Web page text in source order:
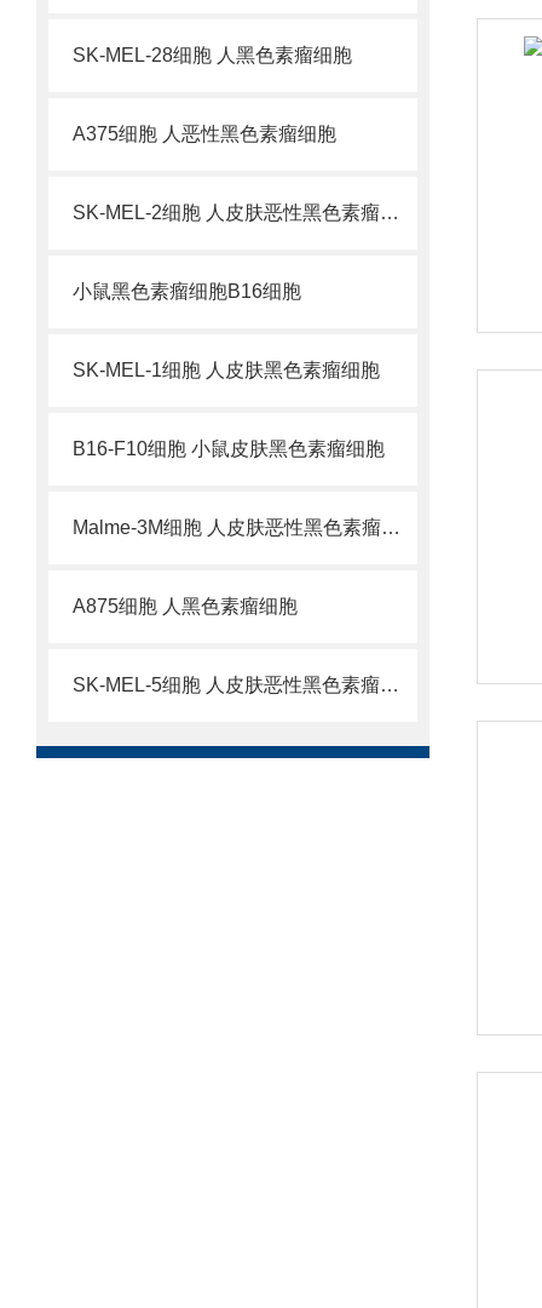
SK-MEL-28细胞 人黑色素瘤细胞
A375细胞 人恶性黑色素瘤细胞
SK-MEL-2细胞 人皮肤恶性黑色素瘤细胞
小鼠黑色素瘤细胞B16细胞
SK-MEL-1细胞 人皮肤黑色素瘤细胞
B16-F10细胞 小鼠皮肤黑色素瘤细胞
Malme-3M细胞 人皮肤恶性黑色素瘤细胞
A875细胞 人黑色素瘤细胞
SK-MEL-5细胞 人皮肤恶性黑色素瘤细胞